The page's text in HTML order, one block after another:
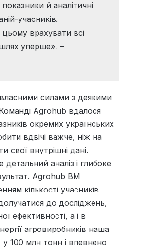
й аналітичні
учасників.
врахувати всі
уперше», –
власними силами з деякими
Agrohub вдалося
окремих українських
вдвічі важче, ніж на
свої внутрішні дані.
аналіз і глибоке
Agrohub BM
кількості учасників
до досліджень,
ефективності, а і в
агровиробників наша
100 млн тонн і впевнено